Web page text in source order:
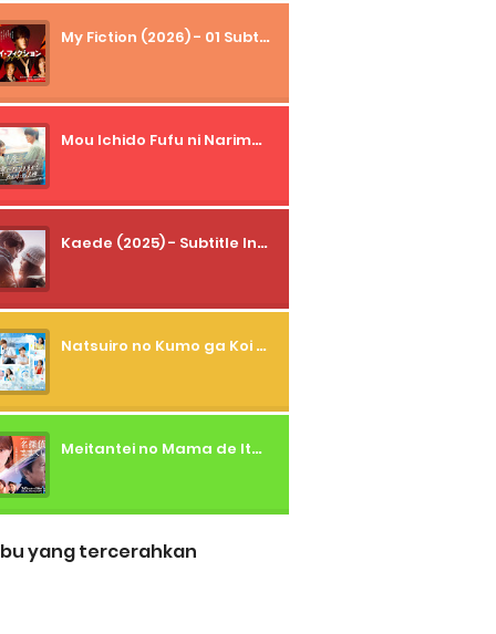
My Fiction (2026) - 01 Subtitle Indonesia
Mou Ichido Fufu ni Narimasu ka? (2026) - 01 Subtitle Indonesia
Kaede (2025) - Subtitle Indonesia
Natsuiro no Kumo ga Koi to Arashi wo Makiokosu (2026) - 01 Subtitle Indonesia
Meitantei no Mama de Ite (2026) - 01 Subtitle Indonesia
yang tercerahkan